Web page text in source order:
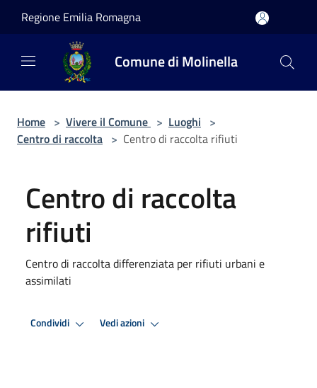
Regione Emilia Romagna
Comune di Molinella
Home > Vivere il Comune > Luoghi >
Centro di raccolta > Centro di raccolta rifiuti
Centro di raccolta
rifiuti
Centro di raccolta differenziata per rifiuti urbani e
assimilati
Condividi Vedi azioni